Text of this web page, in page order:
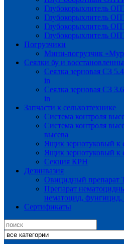
Глубокорыхлитель
Глубокорыхлитель
Глубокорыхлитель
Глубокорыхлитель
Погрузчики
Мини-погрузчик
Сеялки бу и
Сеялка зерновая СЗ
in
Сеялка зерновая СЗ
in
Запчасти к сельхозтехнике
Система контроля
Система контроля
высева
Ящик зернотуковый к
Ящик зернотуковый к
Секция КРН
Дезинвазия
Овицидный препарат
Препарат
нематоцид, фунгицид,
Сертификаты
Search
for: